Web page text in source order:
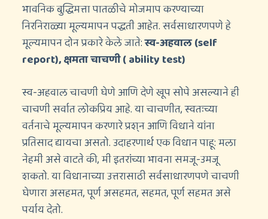
भावनिक बुद्धिमत्ता पातळीचे मोजमाप करण्याच्या
निरनिराळ्या मूल्यमापन पद्धती आहेत. सर्वसाधारणपणे हे
मूल्यमापन दोन प्रकारे केले जाते:स्व-अहवाल (self
report), क्षमता चाचणी ( ability test)
स्व-अहवाल चाचणी घेणे आणि देणे खूप सोपे असल्याने ही
चाचणी सर्वात लोकप्रिय आहे. या चाचणीत, स्वतःच्या
वर्तनाचे मूल्यमापन करणारे प्रश्न आणि विधाने यांना
प्रतिसाद द्यायचा असतो. उदाहरणार्थ एक विधान पाहू: मला
नेहमी असे वाटते की, मी इतरांच्या भावना समजू-उमजू
शकतो. या विधानाच्या उत्तरासाठी सर्वसाधारणपणे चाचणी
घेणारा असहमत, पूर्ण असहमत, सहमत, पूर्ण सहमत असे
पर्याय देतो.